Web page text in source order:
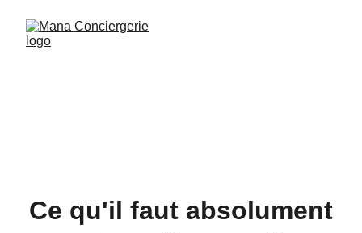
Ce qu'il faut absolument